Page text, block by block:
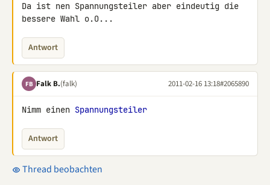
Da ist nen Spannungsteiler aber eindeutig die
bessere Wahl o.O...
Antwort
FB Falk B.(falk) 2011-02-16 13:18#2065890
Nimm einen Spannungsteiler
Antwort
Thread beobachten